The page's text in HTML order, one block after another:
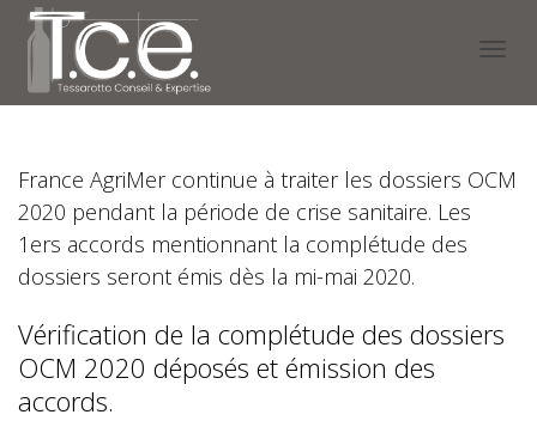
France AgriMer continue à traiter les dossiers OCM
2020 pendant la période de crise sanitaire. Les
1ers accords mentionnant la complétude des
dossiers seront émis dès la mi-mai 2020.
Vérification de la complétude des dossiers
OCM 2020 déposés et émission des
accords.